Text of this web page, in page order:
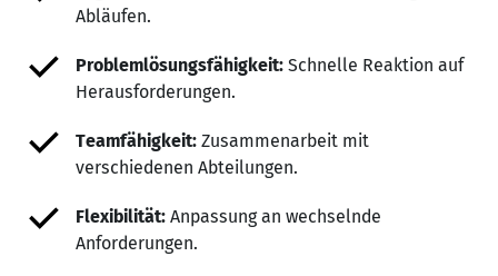
Abläufen.
Problemlösungsfähigkeit: Schnelle Reaktion auf
Herausforderungen.
Teamfähigkeit: Zusammenarbeit mit
verschiedenen Abteilungen.
Flexibilität: Anpassung an wechselnde
Anforderungen.